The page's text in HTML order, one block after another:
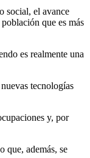
social, el avance
que es más
es realmente una
tecnologías
y, por
que, además, se